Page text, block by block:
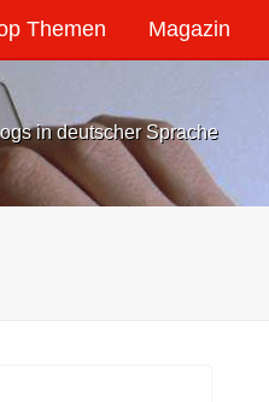
Themen Magazin
in deutscher Sprache